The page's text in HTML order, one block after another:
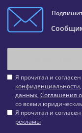
Я прочитал и
конфиденциальности,
данных, Соглашения
со всеми
Я прочитал и
рекламы